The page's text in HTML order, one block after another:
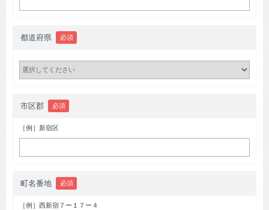
都道府県 必須
市区郡 必須
［例］新宿区
町名番地 必須
［例］西新宿７ー１７ー４